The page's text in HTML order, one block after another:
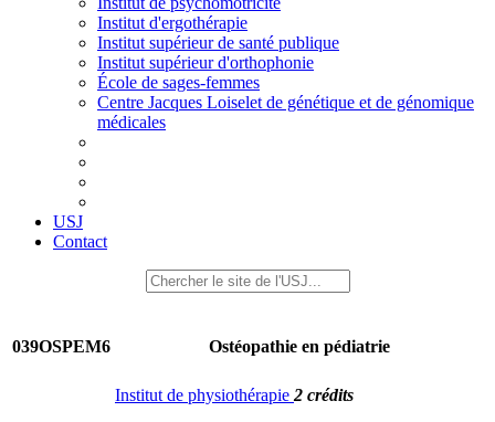
Institut d'ergothérapie
Institut supérieur de santé publique
Institut supérieur d'orthophonie
École de sages-femmes
Centre Jacques Loiselet de génétique et de génomique
médicales
USJ
Contact
039OSPEM6 Ostéopathie en pédiatrie
Institut de physiothérapie 2 crédits